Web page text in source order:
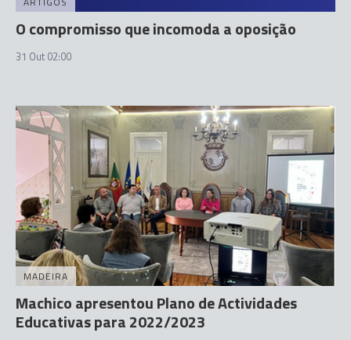
O compromisso que incomoda a oposição
31 Out 02:00
MADEIRA
Machico apresentou Plano de Actividades
Educativas para 2022/2023